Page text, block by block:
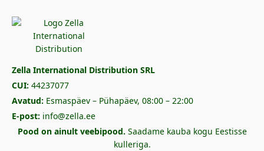
Zella International Distribution SRL
CUI: 44237077
Avatud: Esmaspäev – Pühapäev, 08:00 – 22:00
E-post: info@zella.ee
Pood on ainult veebipood. Saadame kauba kogu Eestisse
kulleriga.